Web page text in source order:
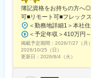
国際金融都市シンガ
り、ディールを成就
発展に貢献が可能で
由闊達な風土の中、
■出向先の情報：
・会社：Mita Global
簿記資格をお持ちの方へ
可■リモート可■フレック
掲載予定期間： 2026/7/27（月）
2026/10/25（日）
更新日： 2026/8/4（火）